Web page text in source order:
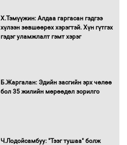
16 төрлийн эмийг нэг эх үүсвэрээс
худалдан авах журмыг баталлаа
шилжиж, найр наадам, зөвлөгөөн,
гадаад томилолтыг хориглолоо
Сайд нар төсвөө хэрхэн зарцуулах вэ?
Х.Тэмүүжин: Алдаа гаргасан гэдгээ
хүлээн зөвшөөрөх хэрэгтэй. Хүн гүтгэх
гэдэг уламжлалт гэмт хэрэг
Б.Жаргалан: Эдийн засгийн эрх чөлөө
бол 35 жилийн мөрөөдөл зорилго
Ч.Лодойсамбуу: "Тээг тушаа" болж